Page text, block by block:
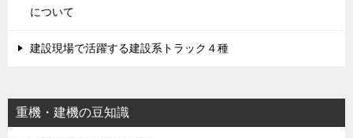
について
建設現場で活躍する建設系トラック４種
重機・建機の豆知識